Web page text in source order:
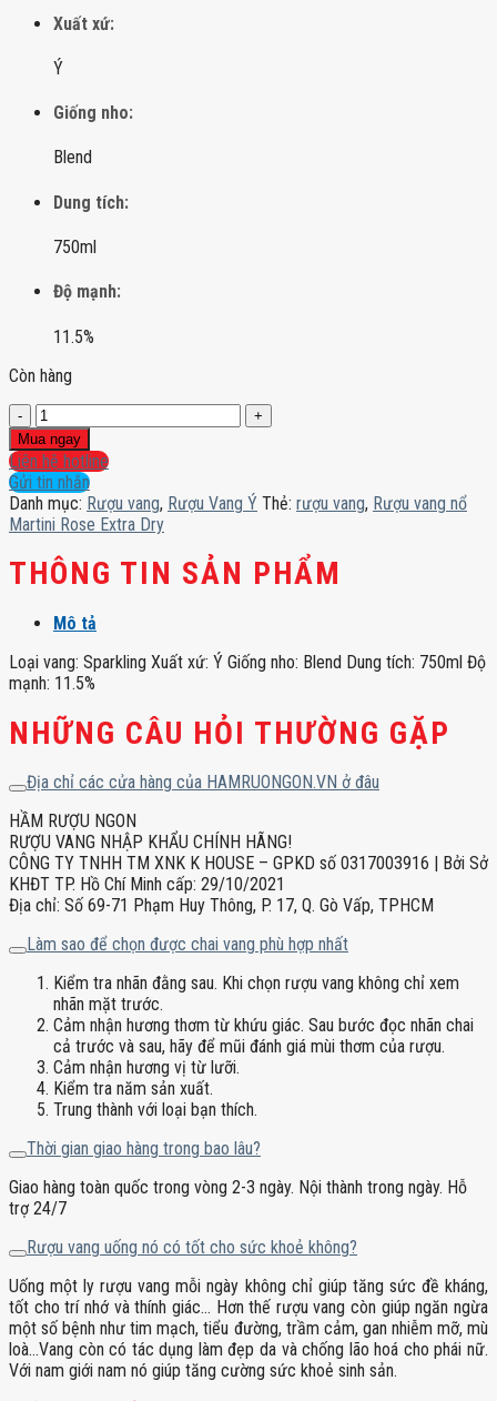
Xuất xứ:
Ý
Giống nho:
Blend
Dung tích:
750ml
Độ mạnh:
11.5%
Còn hàng
Rượu
vang
nổ
Martini
Rose
Extra
Dry
số
lượng
Mua ngay
Liên hệ hotline
Gửi tin nhắn
Danh mục: Rượu vang, Rượu Vang Ý Thẻ: rượu vang, Rượu vang nổ
Martini Rose Extra Dry
THÔNG TIN SẢN PHẨM
Mô tả
Loại vang: Sparkling Xuất xứ: Ý Giống nho: Blend Dung tích: 750ml Độ
mạnh: 11.5%
NHỮNG CÂU HỎI THƯỜNG GẶP
Địa chỉ các cửa hàng của HAMRUONGON.VN ở đâu
HẦM RƯỢU NGON
RƯỢU VANG NHẬP KHẨU CHÍNH HÃNG!
CÔNG TY TNHH TM XNK K HOUSE – GPKD số 0317003916 | Bởi Sở
KHĐT TP. Hồ Chí Minh cấp: 29/10/2021
Địa chỉ: Số 69-71 Phạm Huy Thông, P. 17, Q. Gò Vấp, TPHCM
Làm sao để chọn được chai vang phù hợp nhất
Kiểm tra nhãn đằng sau. Khi chọn rượu vang không chỉ xem
nhãn mặt trước.
Cảm nhận hương thơm từ khứu giác. Sau bước đọc nhãn chai
cả trước và sau, hãy để mũi đánh giá mùi thơm của rượu.
Cảm nhận hương vị từ lưỡi.
Kiểm tra năm sản xuất.
Trung thành với loại bạn thích.
Thời gian giao hàng trong bao lâu?
Giao hàng toàn quốc trong vòng 2-3 ngày. Nội thành trong ngày. Hỗ
trợ 24/7
Rượu vang uống nó có tốt cho sức khoẻ không?
Uống một ly rượu vang mỗi ngày không chỉ giúp tăng sức đề kháng,
tốt cho trí nhớ và thính giác… Hơn thế rượu vang còn giúp ngăn ngừa
một số bệnh như tim mạch, tiểu đường, trầm cảm, gan nhiễm mỡ, mù
loà…Vang còn có tác dụng làm đẹp da và chống lão hoá cho phái nữ.
Với nam giới nam nó giúp tăng cường sức khoẻ sinh sản.